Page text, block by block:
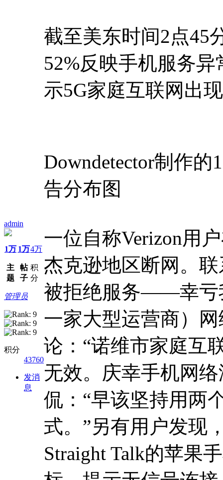
admin
1万
主
题
1万
帖
子
4万
积
分
管理员
积分
43760
发消
息
截至美东时间2点45
52%反映手机服务
示5G家庭互联网出
Downdetector制作
告分布图
一位自称Verizon用
杰克逊地区断网。
被拒绝服务——幸亏
一家大型运营商）
论：“诺维市家庭互
无效。庆幸手机网
侃：“早该坚持用两
式。”另有用户发现
Straight Talk的苹果